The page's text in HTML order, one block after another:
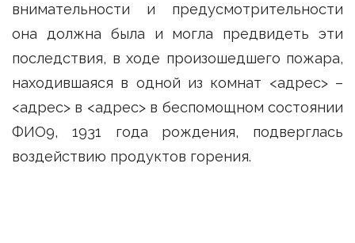
внимательности и предусмотрительности
она должна была и могла предвидеть эти
последствия, в ходе произошедшего пожара,
находившаяся в одной из комнат <адрес> –
<адрес> в <адрес> в беспомощном состоянии
ФИО9, 1931 года рождения, подверглась
воздействию продуктов горения.